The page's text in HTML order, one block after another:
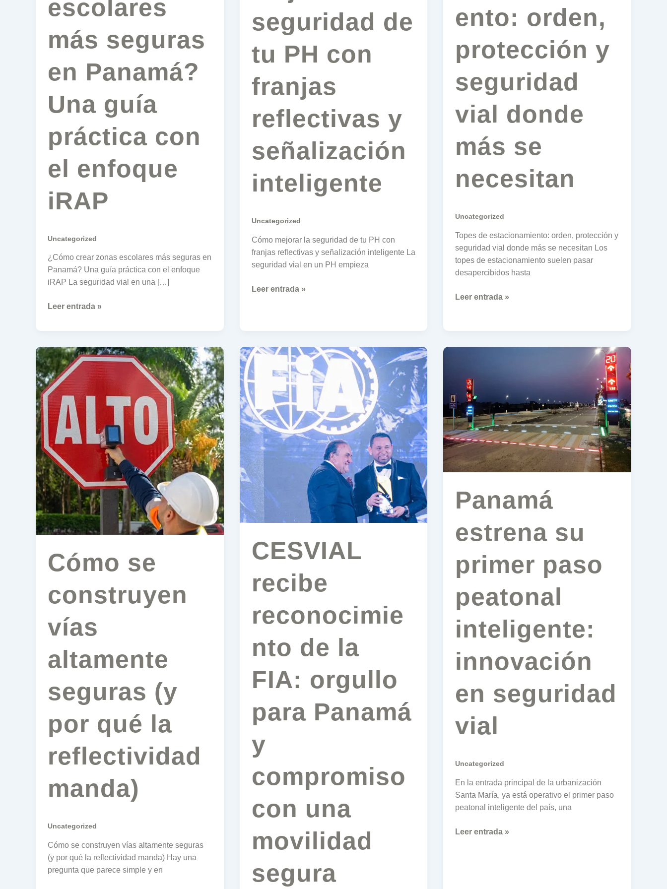
escolares
más seguras
en Panamá?
Una guía
práctica con
el enfoque
iRAP
Uncategorized
¿Cómo crear zonas escolares más seguras en
Panamá? Una guía práctica con el enfoque
iRAP La seguridad vial en una […]
Leer entrada »
seguridad de
tu PH con
franjas
reflectivas y
señalización
inteligente
Uncategorized
Cómo mejorar la seguridad de tu PH con
franjas reflectivas y señalización inteligente La
seguridad vial en un PH empieza
Leer entrada »
ento: orden,
protección y
seguridad
vial donde
más se
necesitan
Uncategorized
Topes de estacionamiento: orden, protección y
seguridad vial donde más se necesitan Los
topes de estacionamiento suelen pasar
desapercibidos hasta
Leer entrada »
Cómo se
construyen
vías
altamente
seguras (y
por qué la
reflectividad
manda)
Uncategorized
Cómo se construyen vías altamente seguras
(y por qué la reflectividad manda) Hay una
pregunta que parece simple y en
Cómo
se
construyen
vías
altamente
seguras
(y
por
qué
la
reflectividad
manda)
CESVIAL
recibe
reconocimie
nto de la
FIA: orgullo
para Panamá
y
compromiso
con una
movilidad
segura
CESVIAL
recibe
reconocimiento
de
la
FIA:
orgullo
para
Panamá
y
compromiso
con
una
movilidad
Panamá
estrena su
primer paso
peatonal
inteligente:
innovación
en seguridad
vial
Uncategorized
En la entrada principal de la urbanización
Santa María, ya está operativo el primer paso
peatonal inteligente del país, una
primer
paso
peatonal
inteligente:
innovación
seguridad
Leer entrada »